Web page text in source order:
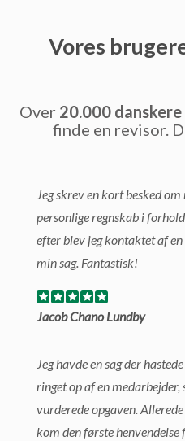
Vores
Over 20.000 danskere
finde en revisor.
Jeg skrev en kort besked
personlige regnskab i
efter blev jeg kontaktet af
min sag. Fantastisk!
Jacob Chano Lundby
Jeg havde en sag der
ringet op af en
vurderede opgaven.
kom den første henvendelse